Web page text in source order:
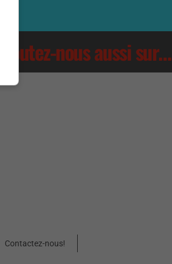
Écoutez-nous aussi sur…
Contactez-nous!